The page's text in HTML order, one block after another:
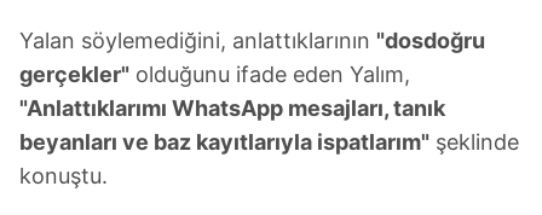
Yalan söylemediğini, anlattıklarının "dosdoğru
gerçekler" olduğunu ifade eden Yalım,
"Anlattıklarımı WhatsApp mesajları, tanık
beyanları ve baz kayıtlarıyla ispatlarım" şeklinde
konuştu.